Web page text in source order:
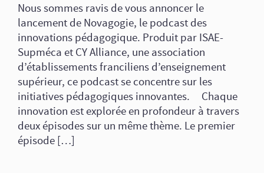
Nous sommes ravis de vous annoncer le
lancement de Novagogie, le podcast des
innovations pédagogique. Produit par ISAE-
Supméca et CY Alliance, une association
d’établissements franciliens d’enseignement
supérieur, ce podcast se concentre sur les
initiatives pédagogiques innovantes. Chaque
innovation est explorée en profondeur à travers
deux épisodes sur un même thème. Le premier
épisode […]